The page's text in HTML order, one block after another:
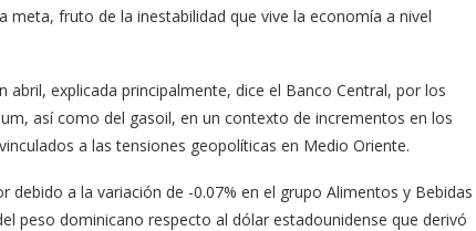
fruto de la inestabilidad que vive la economía a nivel
abril, explicada principalmente, dice el Banco Central, por los
así como del gasoil, en un contexto de incrementos en los
a las tensiones geopolíticas en Medio Oriente.
a la variación de -0.07% en el grupo Alimentos y Bebidas
peso dominicano respecto al dólar estadounidense que derivó